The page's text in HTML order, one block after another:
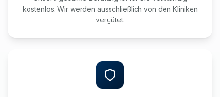
kostenlos. Wir werden ausschließlich von den Kliniken
vergütet.